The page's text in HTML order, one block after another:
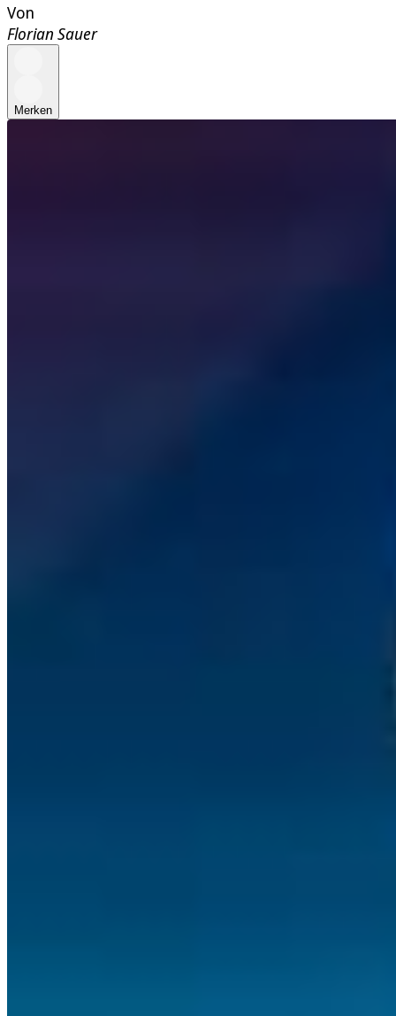
Von
Florian Sauer
Merken